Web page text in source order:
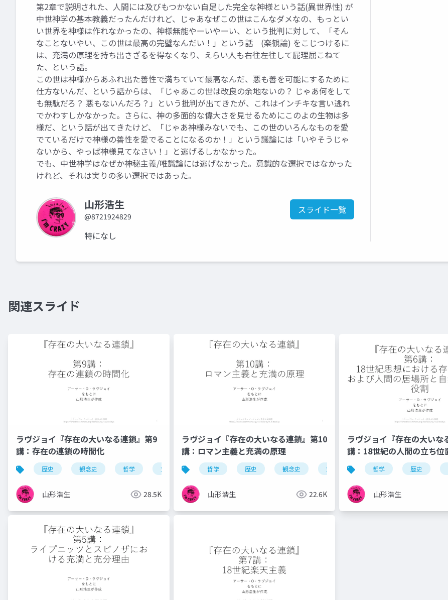
第2章で説明された、人間には及びもつかない自足した完全な神様という話(異世界性) が
中世神学の基本教義だったんだけれど、じゃあなぜこの世はこんなダメなの、もっとい
い世界を神様は作れなかったの、神様無能やーいやーい、という批判に対して、「そん
なことないやい、この世は最高の完璧なんだい！」という話 (楽観論) をこじつけるに
は、充満の原理を持ち出さざるを得なくなり、えらい人も右往左往して屁理屈こねて
た、という話。
この世は神様からあふれ出た善性で満ちていて最高なんだ、悪も善を可能にするために
仕方ないんだ、という話からは、「じゃあこの世は改良の余地ないの？ じゃあ何をして
も無駄だろ？ 悪もないんだろ？」という批判が出てきたが、これはインチキな言い逃れ
でかわすしかなかった。さらに、神の多面的な偉大さを見せるためにこのよの生物は多
様だ、という話が出てきたけど、「じゃあ神様みないでも、この世のいろんなものを愛
でているだけで神様の善性を愛でることになるのか！」という議論には「いやそうじゃ
ないから、やっぱ神様見てなさい！」と逃げるしかなかった。
でも、中世神学はなぜか神秘主義/唯識論には逃げなかった。意識的な選択ではなかった
けれど、それは実りの多い選択ではあった。
山形浩生
@8721924829
スライド一覧
特になし
関連スライド
ラヴジョイ『存在の大いなる連鎖』第9
講：存在の連鎖の時間化
歴史 観念史 哲学 充満の原理 異世界性 この世性 進化
山形浩生 28.5K
ラヴジョイ『存在の大いなる連鎖』第10
講：ロマン主義と充満の原理
哲学 歴史 観念史 充満の原理 ロマン主義
山形浩生 22.6K
ラヴジョイ『存在の大いな
講：18世紀の人間の立ち位
哲学 歴史
山形浩生